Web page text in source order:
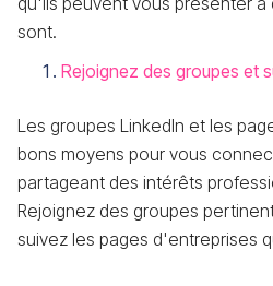
sont.
Rejoignez des groupes et
Les groupes LinkedIn et les
bons moyens pour vous
partageant des intérêts
Rejoignez des groupes
suivez les pages d'entreprises